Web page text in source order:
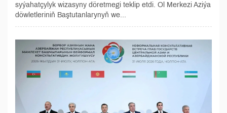
syýahatçylyk wizasyny döretmegi teklip etdi. Ol Merkezi Aziýa
döwletleriniň Baştutanlarynyň we...